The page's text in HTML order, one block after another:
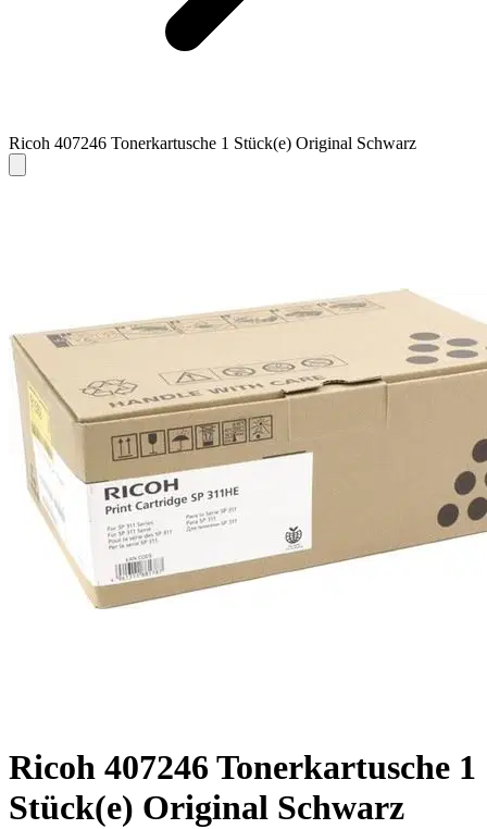
Ricoh 407246 Tonerkartusche 1 Stück(e) Original Schwarz
Ricoh 407246 Tonerkartusche 1
Stück(e) Original Schwarz